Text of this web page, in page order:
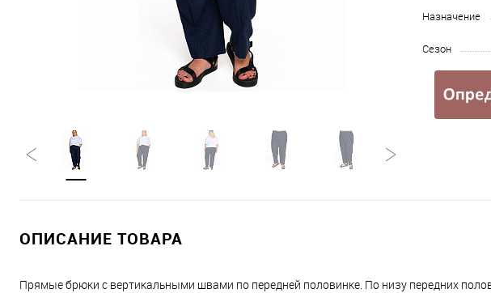
Назначение
Сезон
ОПИСАНИЕ ТОВАРА
Прямые брюки с вертикальными швами по передней половинке. По низу передних